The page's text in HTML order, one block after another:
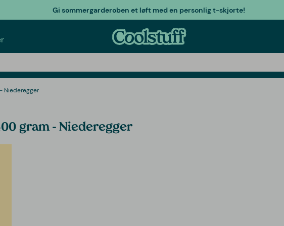
Gi sommergarderoben et løft med en personlig t-skjorte!
Niederegger
gram - Niederegger